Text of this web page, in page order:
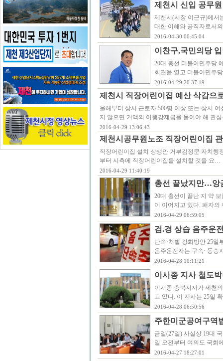
제천시 신입 공무
제천시(시장 이근규)에서
대한 이해와 공직자로서
2016-04-30 00:45:04
이찬구,국민의당
20대 총선 더불어민주당
회견을 열고 더불어민주
2016-04-29 20:37:19
제천시 직장어린이집 예산 삭감으
올해부터 상시 근로자 500명 이상 또는 상시
지 않으면 거액의 이행강제금을 물어야 해 관
2016-04-29 13:06:43
제천시공무원노조 직장어린이집
직장어린이집 설치 상생안 거부김정문 자치행
부터 시측에 직장어린이집을 설치할 것을 요…
2016-04-29 11:40:19
총선 끝났지만…앙
20대 총선이 끝난 지 약
이 이어지고 있다. 패자
2016-04-29 06:59:05
검.경 상습 음주운
단속·처벌 강화방안 25
음주운전자는 구속· 동
2016-04-28 10:11:21
이시종 지사 철도
이시종 충북지사가 제천
고 있다. 이 지사는 25일
2016-04-28 06:50:56
주한미군공여구역
금일(27일) 사실상 19대
일 오전부터 여의도 국회
2016-04-27 18:27:01